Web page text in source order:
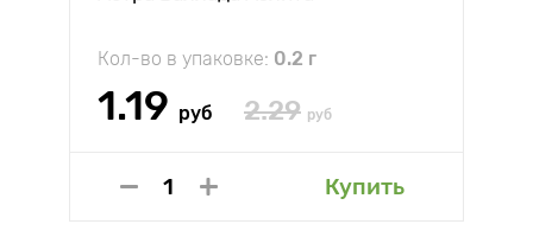
Кол-во в упаковке: 0.2 г
1.19 руб 2.29 руб
Купить